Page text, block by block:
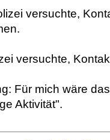
versuchte,
versuchte,
Für mich wäre
Aktivität".